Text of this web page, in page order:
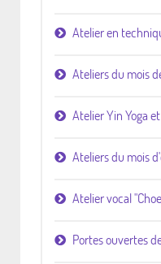
Atelier en
Ateliers du mois
Atelier Yin Yoga
Ateliers du mois
Atelier vocal
Portes ouvertes